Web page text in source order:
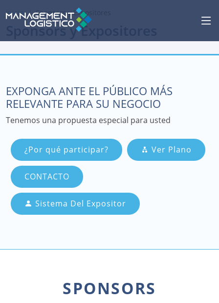
Inicio Sponsors y Expositores
Sponsors y Expositores
EXPONGA ANTE EL PÚBLICO MÁS
RELEVANTE PARA SU NEGOCIO
Tenemos una propuesta especial para usted
¿Por qué participar? Ver Plano
CONTACTO
Sistema Del Expositor
SPONSORS